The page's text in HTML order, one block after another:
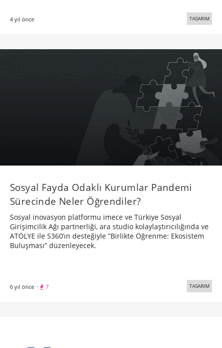
4 yıl önce TASARIM
Sosyal Fayda Odaklı Kurumlar Pandemi
Sürecinde Neler Öğrendiler?
Sosyal inovasyon platformu imece ve Türkiye Sosyal
Girişimcilik Ağı partnerliği, ara studio kolaylaştırıcılığında ve
ATÖLYE ile S360’ın desteğiyle ”Birlikte Öğrenme: Ekosistem
Buluşması” düzenleyecek.
6 yıl önce · 7 TASARIM